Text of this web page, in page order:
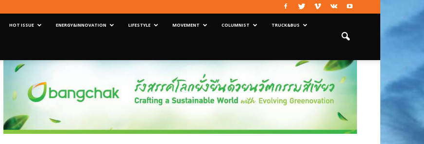
HOT ISSUE ENERGY&INNOVATION LIFESTYLE MOVEMENT COLUMNIST TRUCK&BUS